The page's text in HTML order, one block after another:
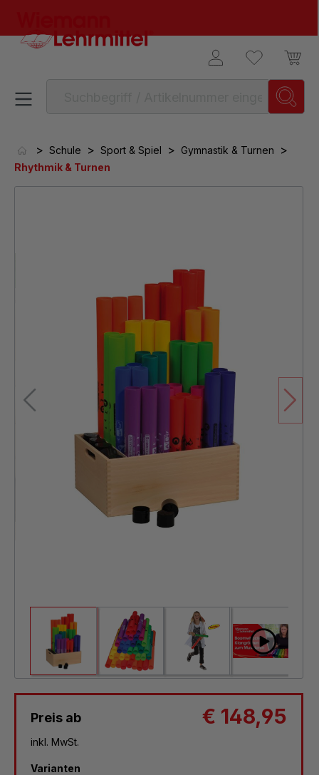
> Schule > Sport & Spiel > Gymnastik & Turnen >
Rhythmik & Turnen
Preis ab € 148,95
inkl. MwSt.
Varianten